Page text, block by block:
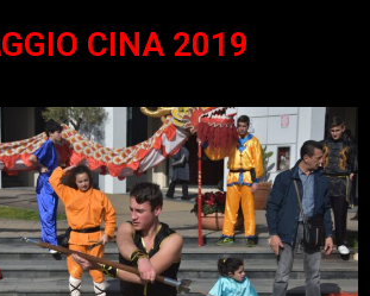
CINA 2019